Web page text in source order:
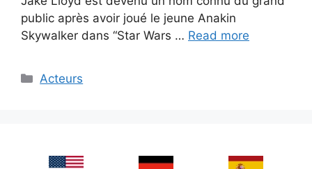
public après avoir joué le jeune Anakin
Skywalker dans “Star Wars … Read more
Categories
Acteurs